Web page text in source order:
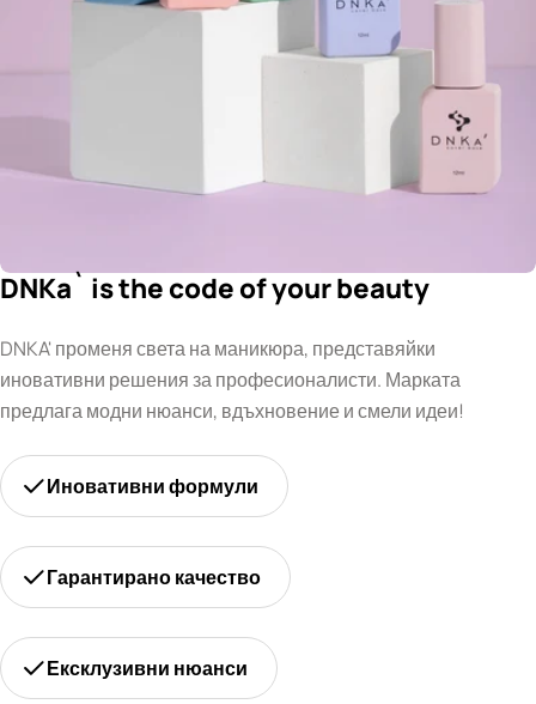
DNKa` is the code of your beauty
DNKA' променя света на маникюра, представяйки
иновативни решения за професионалисти. Марката
предлага модни нюанси, вдъхновение и смели идеи!
Иновативни формули
Гарантирано качество
Ексклузивни нюанси